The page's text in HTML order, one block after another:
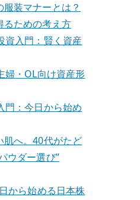
装マナーとは？
るための考え方
資入門：賢く資産
婦・OL向け資産形
門：今日から始め
肌へ。40代がたど
ウダー選び”
から始める日本株